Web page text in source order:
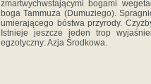
zmartwychwstającymi bogami
boga Tammuza (Dumuziego).
umierającego bóstwa przyrody.
Istnieje jeszcze jeden trop
egzotyczny: Azja Środkowa.